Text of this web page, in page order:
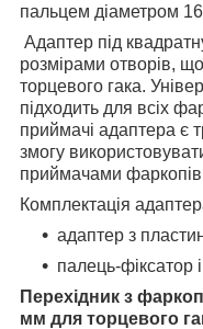
пальцем діаметром
Адаптер під
розмірами отворів,
торцевого гака.
підходить для всіх
приймачі адаптера є
змогу
приймачами
Комплектація
адаптер з
палець-фіксатор
Перехідник з
мм для торцевого